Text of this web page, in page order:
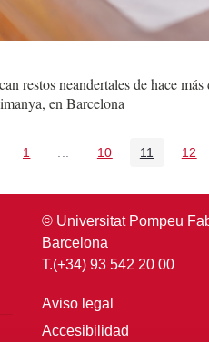
restos neandertales de hace
en Barcelona
Página
1 Páginas intermedias
Página
10 Página
11 12
© Universitat Pompeu
Barcelona
T.(+34) 93 542 20 00
Aviso legal
Accesibilidad